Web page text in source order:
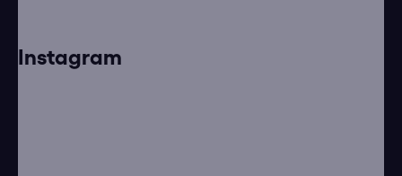
Instagram